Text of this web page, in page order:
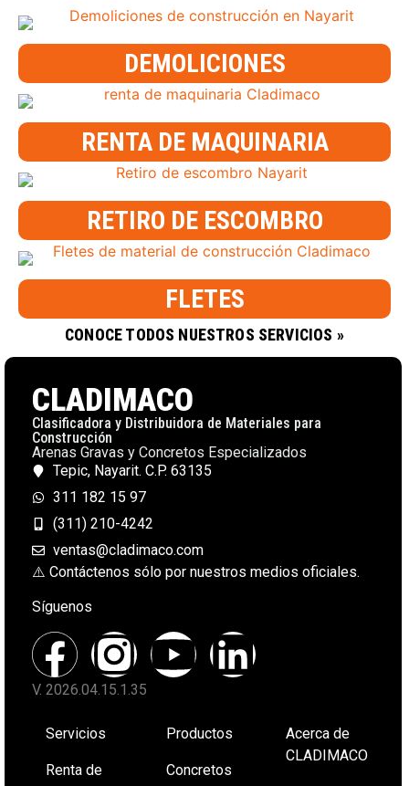
DEMOLICIONES
RENTA DE MAQUINARIA
RETIRO DE ESCOMBRO
FLETES
CONOCE TODOS NUESTROS SERVICIOS »
CLADIMACO
Clasificadora y Distribuidora de Materiales para
Construcción
Arenas Gravas y Concretos Especializados
Tepic, Nayarit. C.P. 63135
311 182 15 97
(311) 210-4242
ventas@cladimaco.com
⚠️ Contáctenos sólo por nuestros medios oficiales.
Síguenos
V. 2026.04.15.1.35
Servicios
Renta de
Productos
Concretos
Acerca de
CLADIMACO